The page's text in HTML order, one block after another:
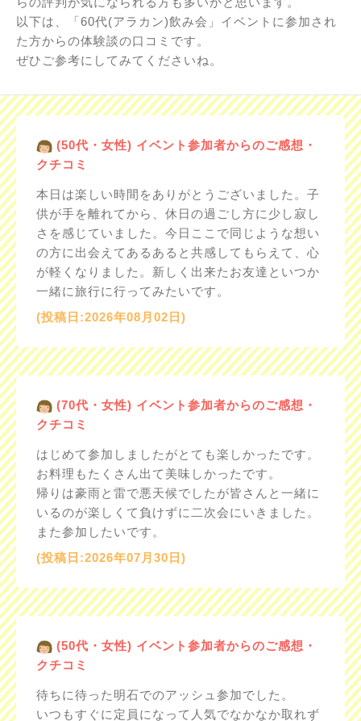
以下は、「60代(アラカン)飲み会」イベントに参加され
た方からの体験談の口コミです。
ぜひご参考にしてみてくださいね。
(50代・女性) イベント参加者からのご感想・
クチコミ
本日は楽しい時間をありがとうございました。子
供が手を離れてから、休日の過ごし方に少し寂し
さを感じていました。今日ここで同じような想い
の方に出会えてあるあると共感してもらえて、心
が軽くなりました。新しく出来たお友達といつか
一緒に旅行に行ってみたいです。
(投稿日:2026年08月02日)
(70代・女性) イベント参加者からのご感想・
クチコミ
はじめて参加しましたがとても楽しかったです。
お料理もたくさん出て美味しかったです。
帰りは豪雨と雷で悪天候でしたが皆さんと一緒に
いるのが楽しくて負けずに二次会にいきました。
また参加したいです。
(投稿日:2026年07月30日)
(50代・女性) イベント参加者からのご感想・
クチコミ
待ちに待った明石でのアッシュ参加でした。
いつもすぐに定員になって人気でなかなか取れず